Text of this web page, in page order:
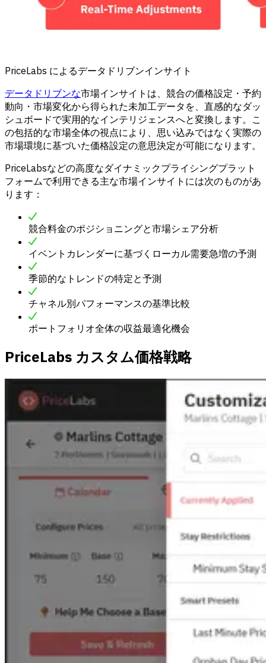
PriceLabs によるデータドリブンインサイト
データドリブンな市場インサイトは、競合の価格設定・予約
動向・市場変化から得られた未加工データを、直感的なダッ
シュボードで実用的なインテリジェンスへと変換します。こ
の包括的な市場全体の視点により、思い込みではなく実際の
市場環境に基づいた価格設定の意思決定が可能になります。
PriceLabsなどの高度なダイナミックプライシングプラット
フォームで利用できる主な市場インサイトには次のものがあ
ります：
競合料金のポジショニングと市場シェア分析
イベントカレンダーに基づくローカル需要急増の予測
季節的なトレンドの特定と予測
チャネル別パフォーマンスの基準比較
ポートフォリオ全体の収益最適化機会
PriceLabs カスタム価格戦略